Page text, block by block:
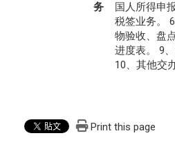
务
国人所得申
税签业务。
物验收、盘
进度表。 9
10、其他交
Print this page